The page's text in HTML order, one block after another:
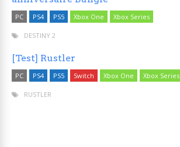
PC PS4 PS5 Xbox One Xbox Series
DESTINY 2
[Test] Rustler
PC PS4 PS5 Switch Xbox One Xbox Series
RUSTLER